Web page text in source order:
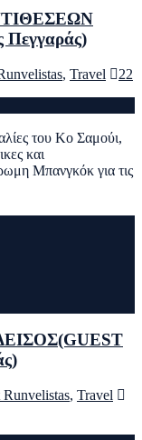
Πεγγαράς)
, Travel 22
του Κο Σαμούι,
και
Μπανγκόκ για τις
Runvelistas, Travel